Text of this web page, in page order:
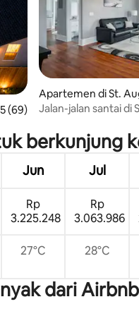
rata-rata 5 dari 5, 69
5 (69)
Apartemen di St.
Jalan-jalan santai di
berkunjung
Jun Jul
Rp
3.225.248
Rp
3.063.986
27°C 28°C
dari Airbnb